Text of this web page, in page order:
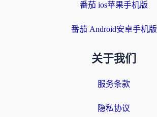
番茄 ios苹果手机版
番茄 Android安卓手机版
关于我们
服务条款
隐私协议